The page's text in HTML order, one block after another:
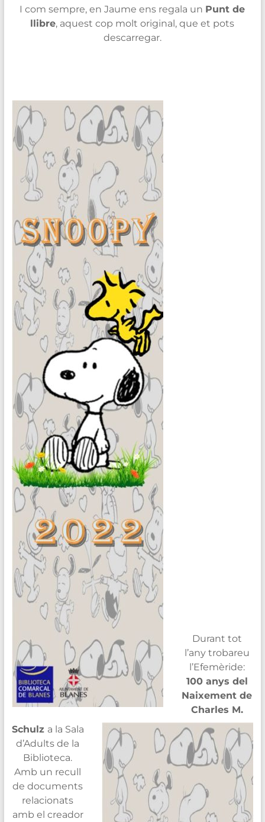
I com sempre, en Jaume ens regala un Punt de
llibre, aquest cop molt original, que et pots
descarregar.
Durant tot
l’any trobareu
l’Efemèride:
100anys del
Naixement de
Charles M.
Schulz a la Sala
d’Adults de la
Biblioteca.
Amb un recull
de documents
relacionats
amb el creador